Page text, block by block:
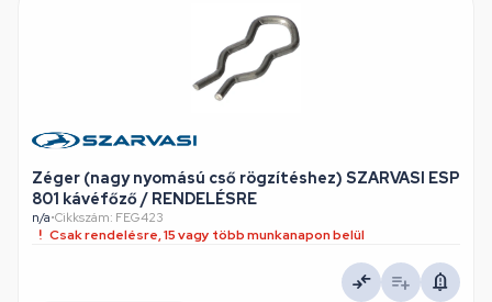
Zéger (nagy nyomású cső rögzítéshez) SZARVASI ESP
801 kávéfőző / RENDELÉSRE
n/a•Cikkszám: FEG423
Csak rendelésre, 15 vagy több munkanapon belül